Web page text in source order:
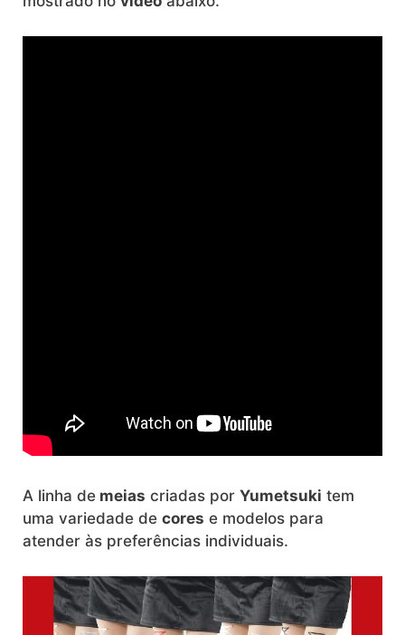
A linha de meias criadas por Yumetsuki tem
uma variedade de cores e modelos para
atender às preferências individuais.